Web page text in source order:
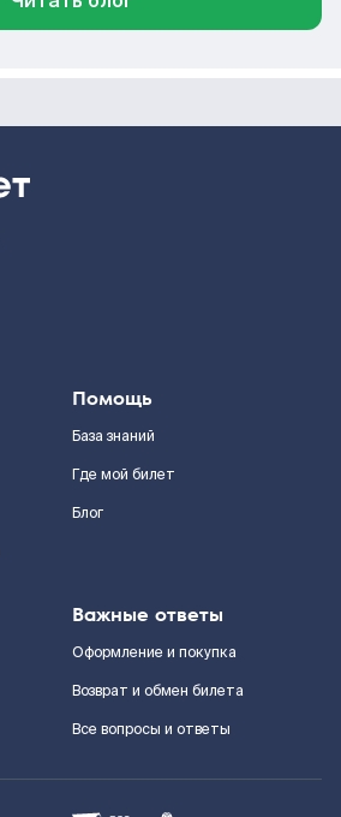
Помощь
База знаний
Где мой билет
Блог
Важные ответы
Оформление и покупка
Возврат и обмен билета
Все вопросы и ответы